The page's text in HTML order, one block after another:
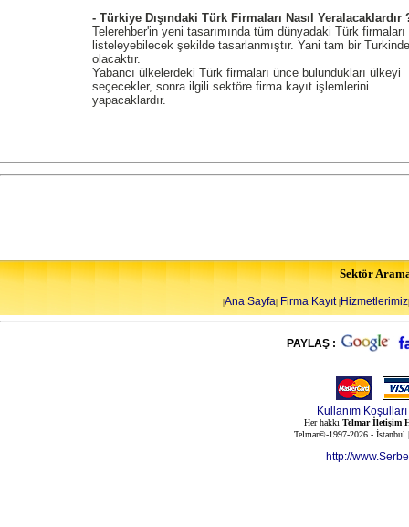
- Türkiye Dışındaki Türk Firmaları Nasıl Yeralacaklardır
Telerehber'in yeni tasarımında tüm dünyadaki Türk firmaları
listeleyebilecek şekilde tasarlanmıştır. Yani tam bir
olacaktır.
Yabancı ülkelerdeki Türk firmaları ünce bulundukları ülkeyi
seçecekler, sonra ilgili sektöre firma kayıt işlemlerini
yapacaklardır.
Sektör
|Ana Sayfa| Firma Kayıt|Hizmetlerimiz|
PAYLAŞ :
Kullanım Koşulları
Her hakkı Telmar İletişim
Telmar©-1997-2026 -
http://